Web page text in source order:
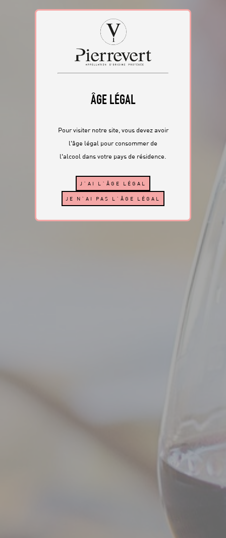
ÂGE LÉGAL
Pour visiter notre site, vous devez avoir
l'âge légal pour consommer de
l'alcool dans votre pays de résidence.